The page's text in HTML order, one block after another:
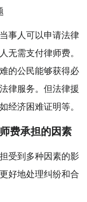
事人可以申请法律
无需支付律师费。
的公民能够获得必
律服务。但法律援
经济困难证明等。
费承担的因素
受到多种因素的影
好地处理纠纷和合